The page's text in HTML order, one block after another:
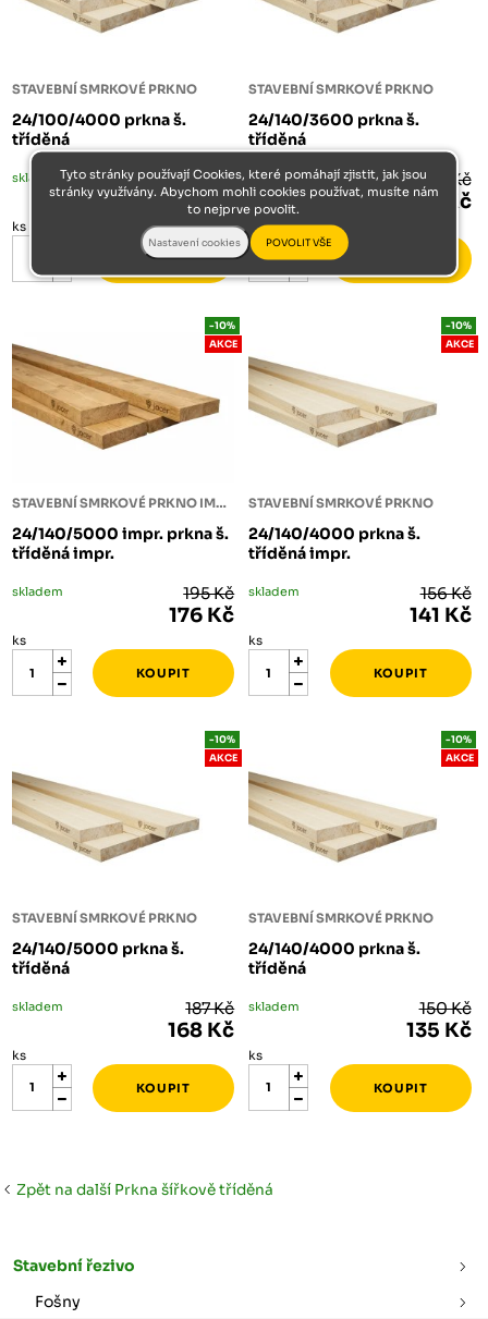
STAVEBNÍ SMRKOVÉ PRKNO
24/100/4000 prkna š.
tříděná
skladem 107 Kč
96 Kč
ks
STAVEBNÍ SMRKOVÉ PRKNO
24/140/3600 prkna š.
tříděná
skladem 135 Kč
121 Kč
ks
STAVEBNÍ SMRKOVÉ PRKNO IMPREGNOVANÉ
24/140/5000 impr. prkna š.
tříděná impr.
-10%
AKCE
skladem 195 Kč
176 Kč
ks
STAVEBNÍ SMRKOVÉ PRKNO
24/140/4000 prkna š.
tříděná impr.
-10%
AKCE
skladem 156 Kč
141 Kč
ks
STAVEBNÍ SMRKOVÉ PRKNO
24/140/5000 prkna š.
tříděná
-10%
AKCE
skladem 187 Kč
168 Kč
ks
STAVEBNÍ SMRKOVÉ PRKNO
24/140/4000 prkna š.
tříděná
-10%
AKCE
skladem 150 Kč
135 Kč
ks
Zpět na další Prkna šířkově tříděná
Stavební řezivo
Fošny
Tyto stránky používají Cookies, které pomáhají zjistit, jak jsou
stránky využívány. Abychom mohli cookies používat, musíte nám
to nejprve povolit.